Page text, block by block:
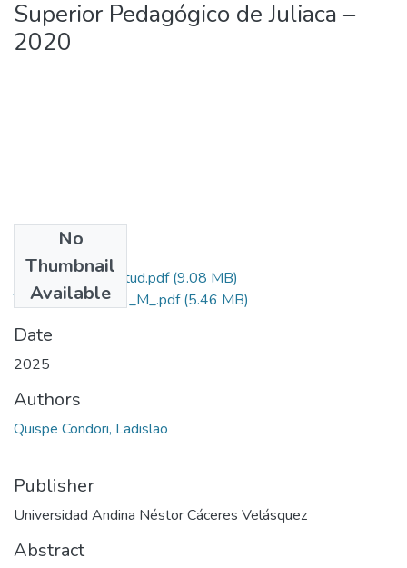
Superior Pedagógico de Juliaca –
2020
No
Thumbnail
Available
Grado de Similitud.pdf(9.08 MB)
T036_02398931_M_.pdf(5.46 MB)
Date
2025
Authors
Quispe Condori, Ladislao
Publisher
Universidad Andina Néstor Cáceres Velásquez
Abstract